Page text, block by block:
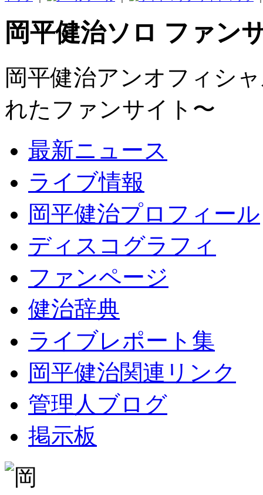
岡平健治ソロ ファン
岡平健治アンオフィシ
れたファンサイト〜
最新ニュース
ライブ情報
岡平健治プロフィール
ディスコグラフィ
ファンページ
健治辞典
ライブレポート集
岡平健治関連リンク
管理人ブログ
掲示板